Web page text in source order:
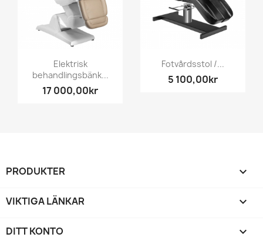
Elektrisk
behandlingsbänk...
17 000,00kr
Fotvårdsstol /...
5 100,00kr
PRODUKTER 
VIKTIGA LÄNKAR 
DITT KONTO 